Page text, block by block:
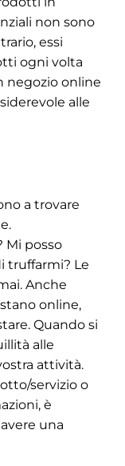
non sono
essi
ogni volta
negozio online
alle
a trovare
Mi posso
truffarmi? Le
Anche
online,
Quando si
alle
attività.
servizio o
è
una